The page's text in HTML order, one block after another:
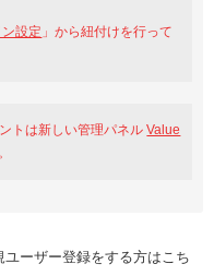
設定 」から紐付けを行って
トは新しい管理パネルValue
ーザー登録をする方はこち